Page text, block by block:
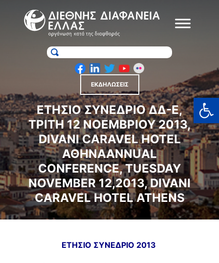
content
ΕΚΔΗΛΩΣΕΙΣ
ΕΤΉΣΙΟ ΣΥΝΈΔΡΙΟ ΔΔ-Ε,
ΤΡΊΤΗ 12 ΝΟΕΜΒΡΊΟΥ 2013,
DIVANI CARAVEL HOTEL
ΑΘΉΝΑANNUAL
CONFERENCE, TUESDAY
NOVEMBER 12,2013, DIVANI
CARAVEL HOTEL ATHENS
ΕΤΗΣΙΟ ΣΥΝΕΔΡΙΟ 2013